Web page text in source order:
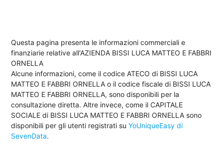
Questa pagina presenta le informazioni commerciali e
finanziarie relative all'AZIENDA BISSI LUCA MATTEO E FABBRI
ORNELLA
Alcune informazioni, come il codice ATECO di BISSI LUCA
MATTEO E FABBRI ORNELLA o il codice fiscale di BISSI LUCA
MATTEO E FABBRI ORNELLA, sono disponibili per la
consultazione diretta. Altre invece, come il CAPITALE
SOCIALE di BISSI LUCA MATTEO E FABBRI ORNELLA sono
disponibili per gli utenti registrati suYoUniqueEasy di
SevenData.